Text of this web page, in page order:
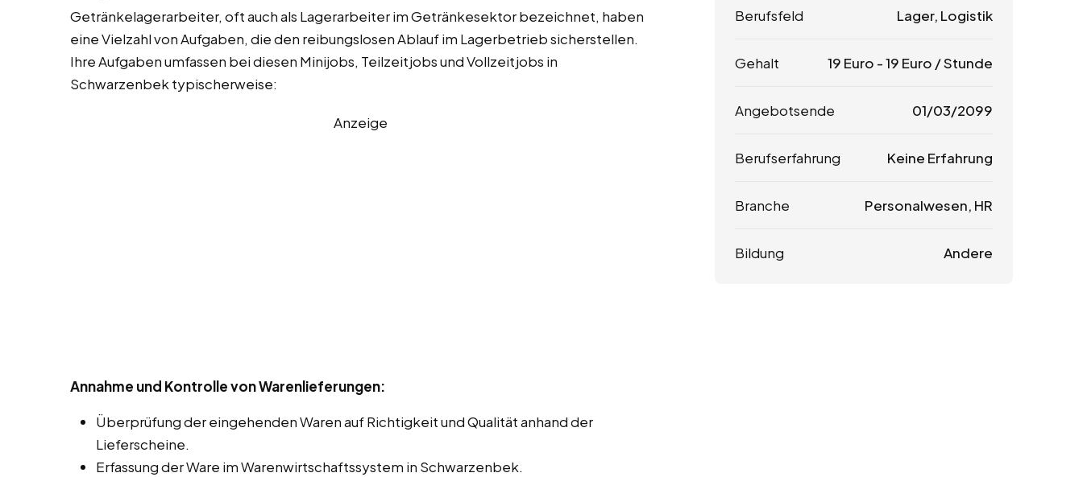
Getränkelagerarbeiter, oft auch als Lagerarbeiter im Getränkesektor bezeichnet, haben
eine Vielzahl von Aufgaben, die den reibungslosen Ablauf im Lagerbetrieb sicherstellen.
Ihre Aufgaben umfassen bei diesen Minijobs, Teilzeitjobs und Vollzeitjobs in
Schwarzenbek typischerweise:
Anzeige
Annahme und Kontrolle von Warenlieferungen:
Überprüfung der eingehenden Waren auf Richtigkeit und Qualität anhand der
Lieferscheine.
Erfassung der Ware im Warenwirtschaftssystem in Schwarzenbek.
Berufsfeld Lager, Logistik
Gehalt 19 Euro -19 Euro / Stunde
Angebotsende 01/03/2099
Berufserfahrung Keine Erfahrung
Branche Personalwesen, HR
Bildung Andere